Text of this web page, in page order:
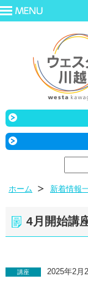
ホーム 新着情報
4月開始講
講座
2025年2月